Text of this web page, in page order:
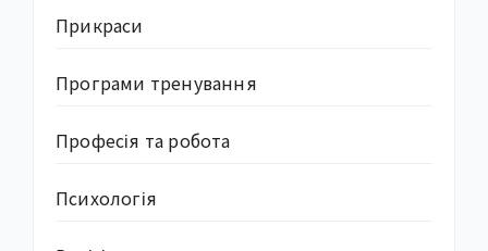
Прикраси
Програми тренування
Професія та робота
Психологія